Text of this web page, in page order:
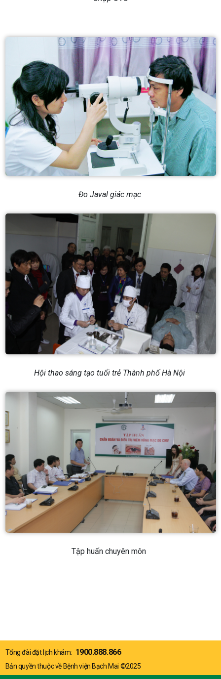
Đo Javal giác mạc
Hội thao sáng tạo tuổi trẻ Thành phố Hà Nội
Tập huấn chuyên môn
Tổng đài đặt lịch khám: 1900.888.866
Bản quyền thuộc về Bệnh viện Bạch Mai ©2025